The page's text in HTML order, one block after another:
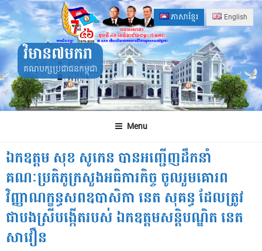
Skip
to
content
ភាសាខ្មែរ English
វិមាន៧មករា
គណបក្សប្រជាជនកម្ពុជា
Menu
ឯកឧត្ដម សុខ សូកេន បានអញ្ជើញដឹកនាំ
គណៈប្រតិភូក្រសួងអធិការកិច្ច ចូលរួមគោរព
វិញ្ញាណក្ខន្ធសពឧបាសិកា នេត សុគន្ធ ដែលត្រូវ
ជាបងស្រីបង្កើតរបស់ ឯកឧត្តមសន្តិបណ្ឌិត នេត
សាវឿន